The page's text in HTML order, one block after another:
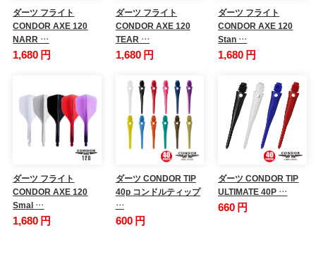
ダーツ フライト
CONDOR AXE 120
NARR …
1,680 円
ダーツ フライト
CONDOR AXE 120
TEAR …
1,680 円
ダーツ フライト
CONDOR AXE 120
Stan …
1,680 円
ダーツ フライト
CONDOR AXE 120
Smal …
1,680 円
ダーツ CONDOR TIP
40p コンドルティップ
…
600 円
ダーツ CONDOR TIP
ULTIMATE 40P …
660 円